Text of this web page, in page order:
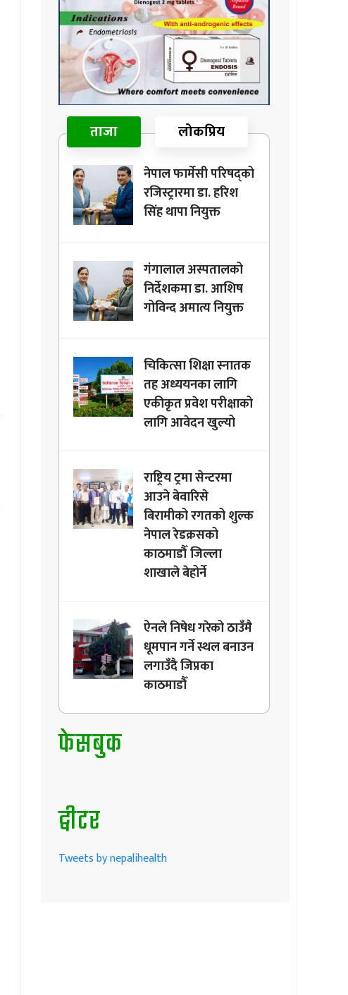
ताजा लोकप्रिय
नेपाल फार्मेसी परिषद्को
रजिस्ट्रारमा डा. हरिश
सिंह थापा नियुक्त
गंगालाल अस्पतालको
निर्देशकमा डा. आशिष
गोविन्द अमात्य नियुक्त
चिकित्सा शिक्षा स्नातक
तह अध्ययनका लागि
एकीकृत प्रवेश परीक्षाको
लागि आवेदन खुल्यो
राष्ट्रिय ट्रमा सेन्टरमा
आउने बेवारिसे
बिरामीको रगतको शुल्क
नेपाल रेडक्रसको
काठमाडौँ जिल्ला
शाखाले बेहोर्ने
ऐनले निषेध गरेको ठाउँमै
धूमपान गर्ने स्थल बनाउन
लगाउँदै जिप्रका
काठमाडौँ
फेसबुक
ट्वीटर
Tweets by nepalihealth